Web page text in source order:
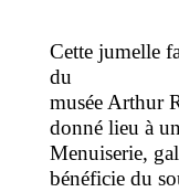
Cette jumelle
du
musée Arthur
donné lieu à
Menuiserie,
bénéficie du